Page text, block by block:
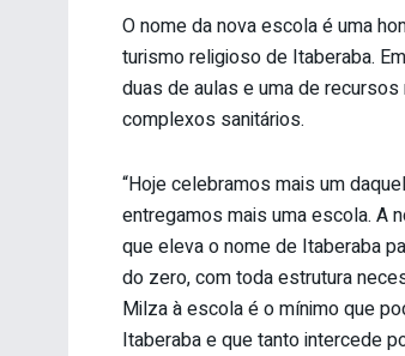
O nome da nova escola é uma
turismo religioso de Itaberaba.
duas de aulas e uma de
complexos sanitários.
“Hoje celebramos mais um
entregamos mais uma escola. A
que eleva o nome de Itaberaba
do zero, com toda estrutura
Milza à escola é o mínimo que
Itaberaba e que tanto intercede